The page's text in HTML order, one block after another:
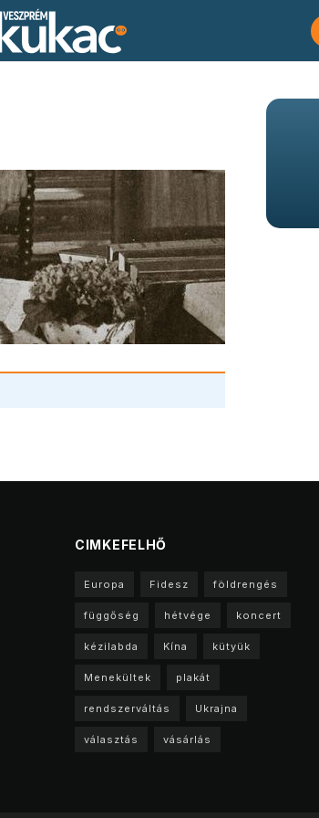
CIMKEFELHŐ
Europa Fidesz földrengés
függőség hétvége koncert
kézilabda Kína kütyük
Menekültek plakát
rendszerváltás Ukrajna
választás vásárlás